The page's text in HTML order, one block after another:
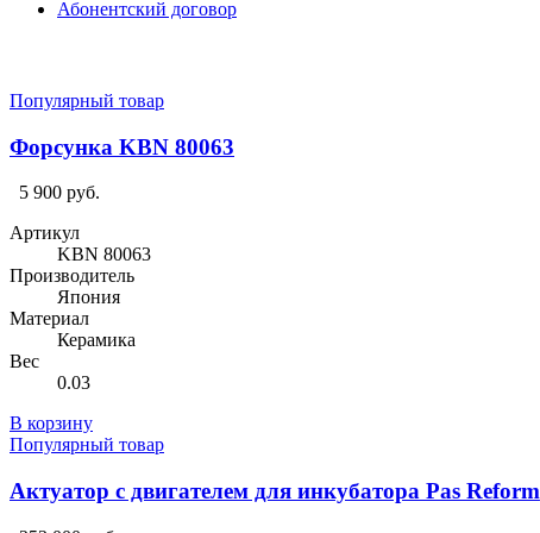
Абонентский договор
Популярный товар
Форсунка KBN 80063
5 900 руб.
Артикул
KBN 80063
Производитель
Япония
Материал
Керамика
Вес
0.03
В корзину
Популярный товар
Актуатор с двигателем для инкубатора Pas Reform